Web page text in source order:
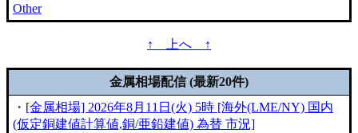
Other
↑ 上へ ↑
金属相場配信 (最新20件)
・ [金属相場] 2026年8月11日(火) 5時 [海外(LME/NY) 国内
(仮定銅建値計算値,銅/亜鉛建値) 為替 市況]